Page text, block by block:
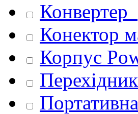
Конвертер
Конектор
Корпус
Перехідник